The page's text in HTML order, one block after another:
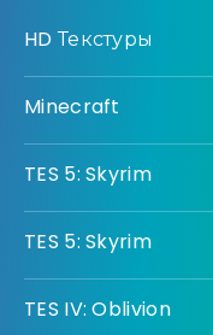
HD Текстуры
Minecraft
TES 5: Skyrim
TES 5: Skyrim
TES IV: Oblivion